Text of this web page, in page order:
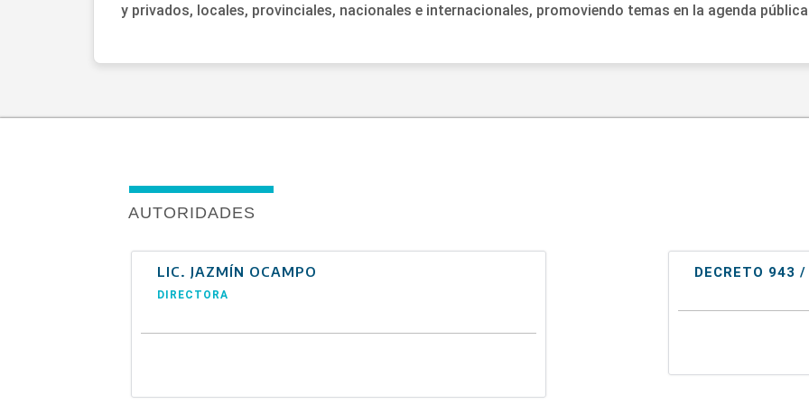
y privados, locales, provinciales, nacionales e internacionales, promoviendo temas en la agenda
AUTORIDADES
LIC. JAZMÍN OCAMPO
DIRECTORA
DECRETO 943